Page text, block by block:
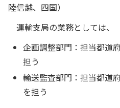
陸信越、四国）
運輸支局の業務としては、
企画調整部門：担当都道
担う
輸送監査部門：担当都道
を担う